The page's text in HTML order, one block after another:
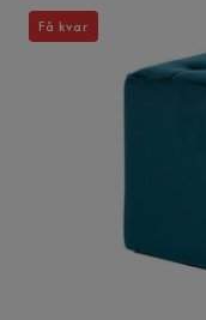
Få kvar